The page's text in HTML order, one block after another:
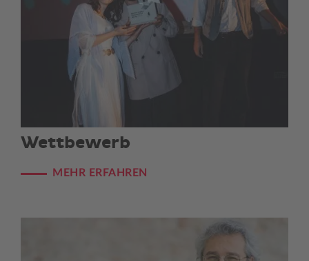
Wettbewerb
MEHR ERFAHREN